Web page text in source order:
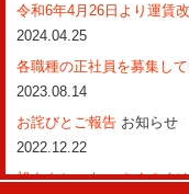
令和6年4月26日より運賃
2024.04.25
各職種の正社員を募集し
2023.08.14
お詫びとご報告 お知らせ
2022.12.22
旭タクシーも、ペイペイ